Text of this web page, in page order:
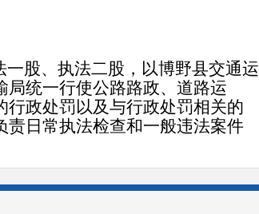
一股、执法二股， 以博野县交通运
局统一行使公路路政、 道路运
政处罚以及与行政处罚相关的
责日常执法检查和一般违法案件